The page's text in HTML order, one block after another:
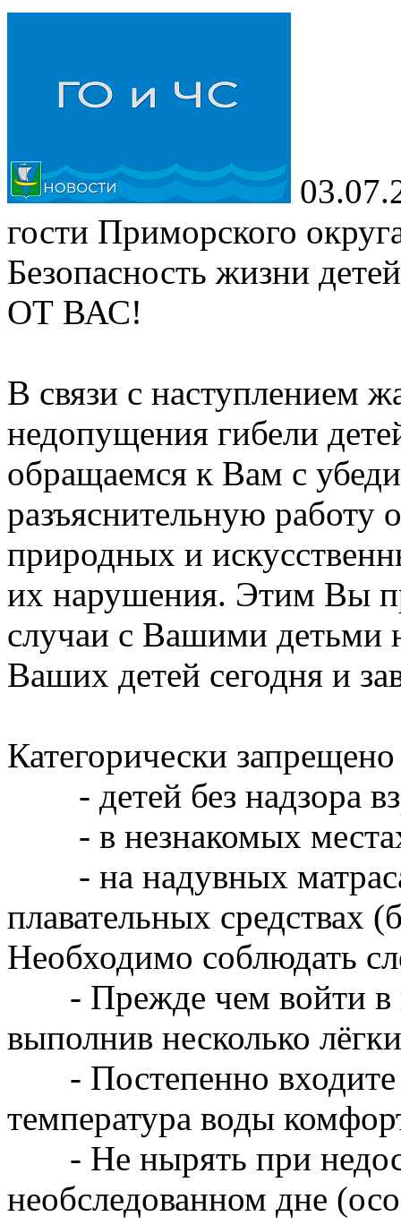
гости Приморского
Безопасность жизни
ОТ ВАС!
В связи с наступлением
недопущения гибели
обращаемся к Вам с
разъяснительную работу
природных и
их нарушения. Этим Вы
случаи с Вашими детьми
Ваших детей сегодня и
Категорически
- детей без надзора
- в незнакомых
- на надувных
плавательных средствах
Необходимо соблюдать
- Прежде чем войти в
выполнив несколько
- Постепенно входите
температура воды
- Не нырять при
необследованном дне